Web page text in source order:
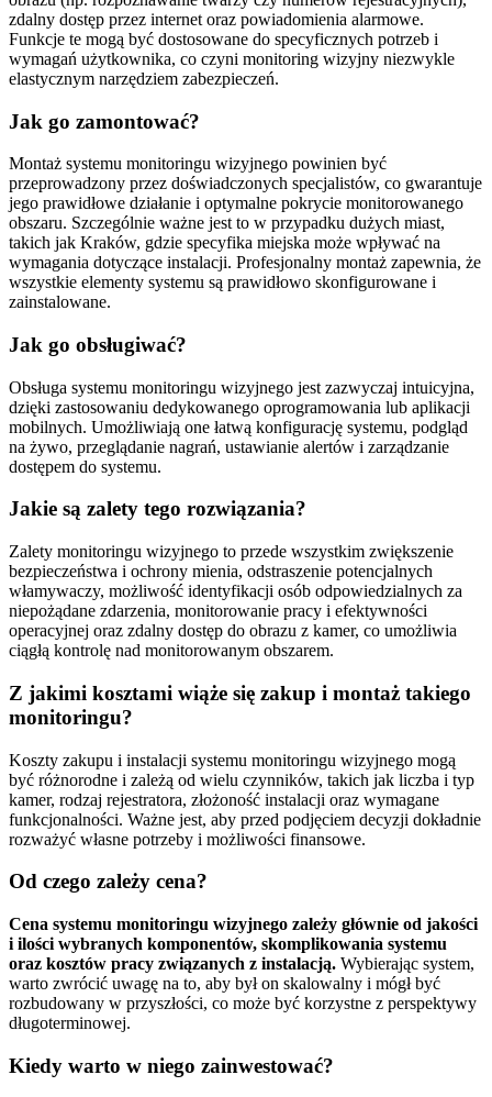
zdalny dostęp przez internet oraz powiadomienia alarmowe.
Funkcje te mogą być dostosowane do specyficznych potrzeb i
wymagań użytkownika, co czyni monitoring wizyjny niezwykle
elastycznym narzędziem zabezpieczeń.
Jak go zamontować?
Montaż systemu monitoringu wizyjnego powinien być
przeprowadzony przez doświadczonych specjalistów, co gwarantuje
jego prawidłowe działanie i optymalne pokrycie monitorowanego
obszaru. Szczególnie ważne jest to w przypadku dużych miast,
takich jak Kraków, gdzie specyfika miejska może wpływać na
wymagania dotyczące instalacji. Profesjonalny montaż zapewnia, że
wszystkie elementy systemu są prawidłowo skonfigurowane i
zainstalowane.
Jak go obsługiwać?
Obsługa systemu monitoringu wizyjnego jest zazwyczaj intuicyjna,
dzięki zastosowaniu dedykowanego oprogramowania lub aplikacji
mobilnych. Umożliwiają one łatwą konfigurację systemu, podgląd
na żywo, przeglądanie nagrań, ustawianie alertów i zarządzanie
dostępem do systemu.
Jakie są zalety tego rozwiązania?
Zalety monitoringu wizyjnego to przede wszystkim zwiększenie
bezpieczeństwa i ochrony mienia, odstraszenie potencjalnych
włamywaczy, możliwość identyfikacji osób odpowiedzialnych za
niepożądane zdarzenia, monitorowanie pracy i efektywności
operacyjnej oraz zdalny dostęp do obrazu z kamer, co umożliwia
ciągłą kontrolę nad monitorowanym obszarem.
Z jakimi kosztami wiąże się zakup i montaż takiego
monitoringu?
Koszty zakupu i instalacji systemu monitoringu wizyjnego mogą
być różnorodne i zależą od wielu czynników, takich jak liczba i typ
kamer, rodzaj rejestratora, złożoność instalacji oraz wymagane
funkcjonalności. Ważne jest, aby przed podjęciem decyzji dokładnie
rozważyć własne potrzeby i możliwości finansowe.
Od czego zależy cena?
Cena systemu monitoringu wizyjnego zależy głównie od jakości
i ilości wybranych komponentów, skomplikowania systemu
oraz kosztów pracy związanych z instalacją. Wybierając system,
warto zwrócić uwagę na to, aby był on skalowalny i mógł być
rozbudowany w przyszłości, co może być korzystne z perspektywy
długoterminowej.
Kiedy warto w niego zainwestować?